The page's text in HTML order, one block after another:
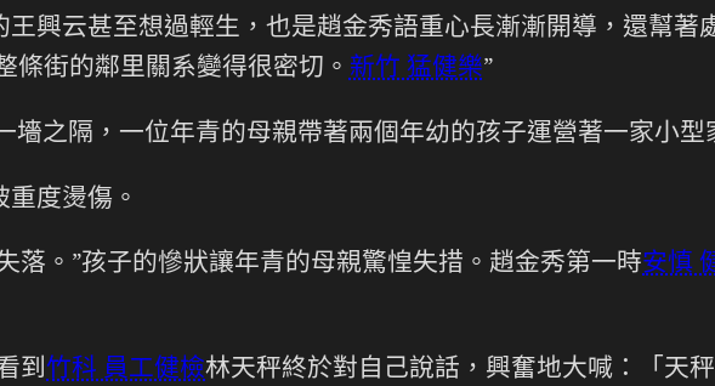
興云甚至想過輕生，也是趙金秀語重心長漸漸開導，還幫著
條街的鄰里關系變得很密切。 新竹 猛健樂”
墻之隔，一位年青的母親帶著兩個年幼的孩子運營著一家小型
度燙傷。
落。”孩子的慘狀讓年青的母親驚惶失措。趙金秀第一時安慎
到竹科 員工健檢林天秤終於對自己說話，興奮地大喊：「天